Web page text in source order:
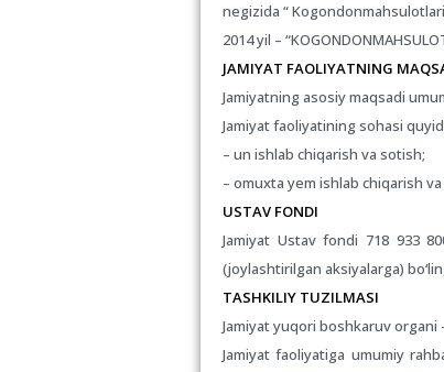
negizida “
2014 yil –
JAMIYAT FAOLIYATNING
Jamiyatning asosiy maqsadi
Jamiyat faoliyatining sohasi
– un ishlab chiqarish va sotish;
– omuxta yem ishlab chiqarish
USTAV FONDI
Jamiyat Ustav fondi 718 933
(joylashtirilgan aksiyalarga)
TASHKILIY TUZILMASI
Jamiyat yuqori boshkaruv organi
Jamiyat faoliyatiga umumiy